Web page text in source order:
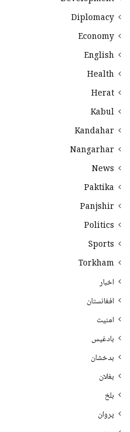
Diplomacy
Economy
English
Health
Herat
Kabul
Kandahar
Nangarhar
News
Paktika
Panjshir
Politics
Sports
Torkham
اخبار
افغانستان
امنیت
بادغیس
بدخشان
بغلان
بلخ
پروان